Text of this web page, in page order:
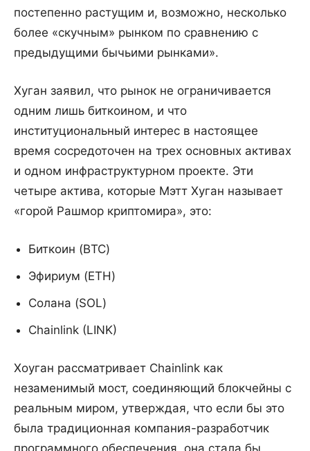
постепенно растущим и, возможно, несколько
более «скучным» рынком по сравнению с
предыдущими бычьими рынками».
Хуган заявил, что рынок не ограничивается
одним лишь биткоином, и что
институциональный интерес в настоящее
время сосредоточен на трех основных активах
и одном инфраструктурном проекте. Эти
четыре актива, которые Мэтт Хуган называет
«горой Рашмор криптомира», это:
Биткоин (BTC)
Эфириум (ETH)
Солана (SOL)
Chainlink (LINK)
Хоуган рассматривает Chainlink как
незаменимый мост, соединяющий блокчейны с
реальным миром, утверждая, что если бы это
была традиционная компания-разработчик
программного обеспечения, она стала бы